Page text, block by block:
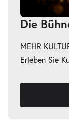
Next
Die
MEHR
Erleben Sie